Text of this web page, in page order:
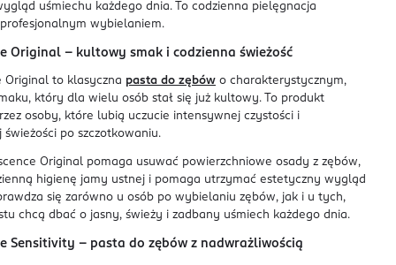
uśmiechu każdego dnia. To codzienna pielęgnacja
wybielaniem.
Original – kultowy smak i codzienna świeżość
Original to klasyczna pasta do zębów o charakterystycznym,
który dla wielu osób stał się już kultowy. To produkt
osoby, które lubią uczucie intensywnej czystości i
świeżości po szczotkowaniu.
Original pomaga usuwać powierzchniowe osady z zębów,
higienę jamy ustnej i pomaga utrzymać estetyczny wygląd
się zarówno u osób po wybielaniu zębów, jak i u tych,
chcą dbać o jasny, świeży i zadbany uśmiech każdego dnia.
Sensitivity – pasta do zębów z nadwrażliwością